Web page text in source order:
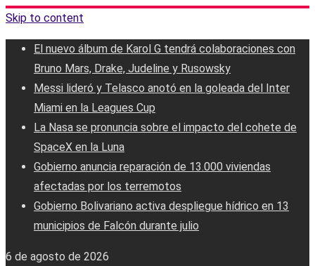
Skip to content
El nuevo álbum de Karol G tendrá colaboraciones con
Bruno Mars, Drake, Judeline y Rusowsky
Messi lideró y Telasco anotó en la goleada del Inter
Miami en la Leagues Cup
La Nasa se pronuncia sobre el impacto del cohete de
SpaceX en la Luna
Gobierno anuncia reparación de 13.000 viviendas
afectadas por los terremotos
Gobierno Bolivariano activa despliegue hídrico en 13
municipios de Falcón durante julio
6 de agosto de 2026